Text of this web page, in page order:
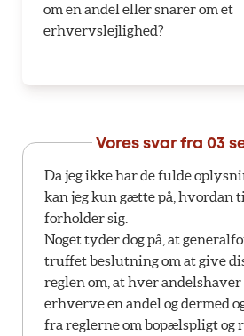
om en andel eller snarer om et
erhvervslejlighed?
Vores svar fra 03
Da jeg ikke har de fulde
kan jeg kun gætte på, hvordan
forholder sig.
Noget tyder dog på, at
truffet beslutning om at give
reglen om, at hver
erhverve en andel og dermed
fra reglerne om bopælspligt og